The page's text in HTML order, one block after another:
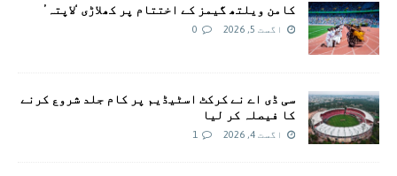
کامن ویلتھ گیمز کے اختتام پر کھلاڑی ‘لاپتہ’
اگست 5, 2026 0
سی ڈی اے نے کرکٹ اسٹیڈیم پر کام جلد شروع کرنے
کا فیصلہ کر لیا
اگست 4, 2026 1